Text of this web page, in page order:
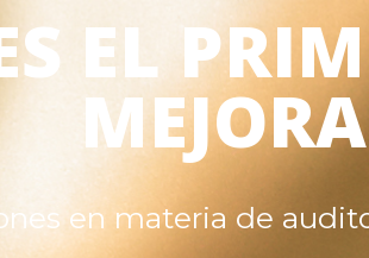
EL
en materia de